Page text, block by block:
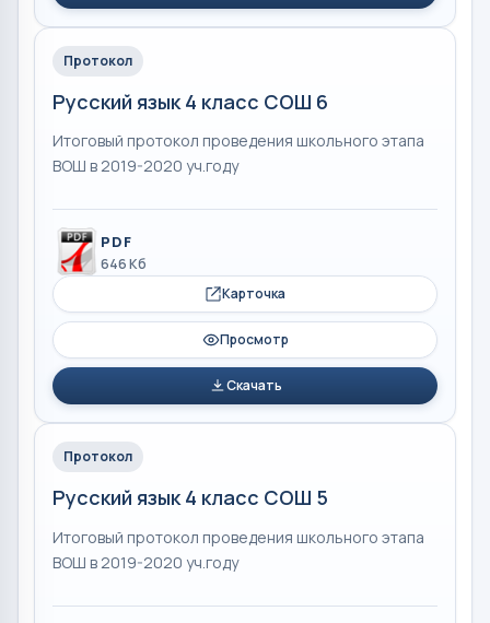
Протокол
Русский язык 4 класс СОШ 6
Итоговый протокол проведения школьного этапа
ВОШ в 2019-2020 уч.году
PDF
646 Кб
Карточка
Просмотр
Скачать
Протокол
Русский язык 4 класс СОШ 5
Итоговый протокол проведения школьного этапа
ВОШ в 2019-2020 уч.году